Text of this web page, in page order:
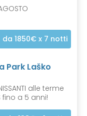
da 1850€ x 7 notti
Park Laško
alle terme
fino a 5 anni!